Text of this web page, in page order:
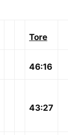
Tore
46:16
43:27